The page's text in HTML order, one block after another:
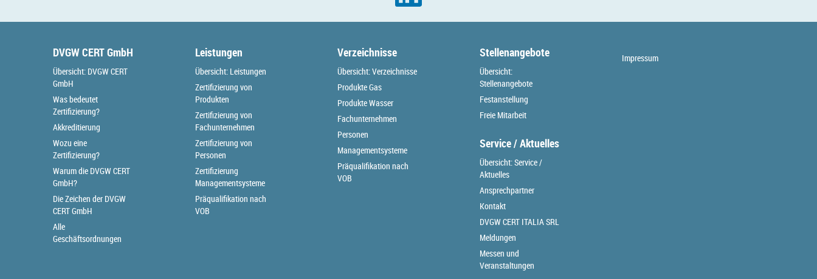
DVGW CERT GmbH
Übersicht: DVGW CERT
GmbH
Was bedeutet
Zertifizierung?
Akkreditierung
Wozu eine
Zertifizierung?
Warum die DVGW CERT
GmbH?
Die Zeichen der DVGW
CERT GmbH
Alle
Geschäftsordnungen
Leistungen
Übersicht: Leistungen
Zertifizierung von
Produkten
Zertifizierung von
Fachunternehmen
Zertifizierung von
Personen
Zertifizierung
Managementsysteme
Präqualifikation nach
VOB
Verzeichnisse
Übersicht: Verzeichnisse
Produkte Gas
Produkte Wasser
Fachunternehmen
Personen
Managementsysteme
Präqualifikation nach
VOB
Stellenangebote
Übersicht:
Stellenangebote
Festanstellung
Freie Mitarbeit
Service / Aktuelles
Übersicht: Service /
Aktuelles
Ansprechpartner
Kontakt
DVGW CERT ITALIA SRL
Meldungen
Messen und
Veranstaltungen
Impressum